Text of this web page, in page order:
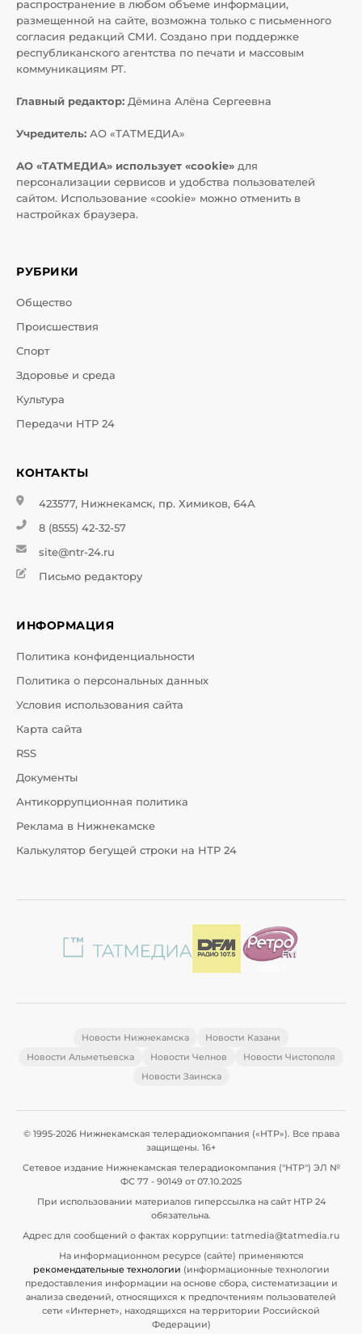
распространение в любом объеме информации,
размещенной на сайте, возможна только с письменного
согласия редакций СМИ. Создано при поддержке
республиканского агентства по печати и массовым
коммуникациям РТ.
Главный редактор: Дёмина Алёна Сергеевна
Учредитель: АО «ТАТМЕДИА»
АО «ТАТМЕДИА» использует «cookie» для
персонализации сервисов и удобства пользователей
сайтом. Использование «cookie» можно отменить в
настройках браузера.
РУБРИКИ
Общество
Происшествия
Спорт
Здоровье и среда
Культура
Передачи НТР 24
КОНТАКТЫ
423577, Нижнекамск, пр. Химиков, 64А
8 (8555) 42-32-57
site@ntr-24.ru
Письмо редактору
ИНФОРМАЦИЯ
Политика конфиденциальности
Политика о персональных данных
Условия использования сайта
Карта сайта
RSS
Документы
Антикоррупционная политика
Реклама в Нижнекамске
Калькулятор бегущей строки на НТР 24
Новости Нижнекамска
Новости Казани
Новости Альметьевска
Новости Челнов
Новости Чистополя
Новости Заинска
© 1995-2026 Нижнекамская телерадиокомпания («НТР»). Все права
защищены. 16+
Сетевое издание Нижнекамская телерадиокомпания ("НТР") ЭЛ №
ФС 77 - 90149 от 07.10.2025
При использовании материалов гиперссылка на сайт НТР 24
обязательна.
Адрес для сообщений о фактах коррупции: tatmedia@tatmedia.ru
На информационном ресурсе (сайте) применяются
рекомендательные технологии (информационные технологии
предоставления информации на основе сбора, систематизации и
анализа сведений, относящихся к предпочтениям пользователей
сети «Интернет», находящихся на территории Российской
Федерации)